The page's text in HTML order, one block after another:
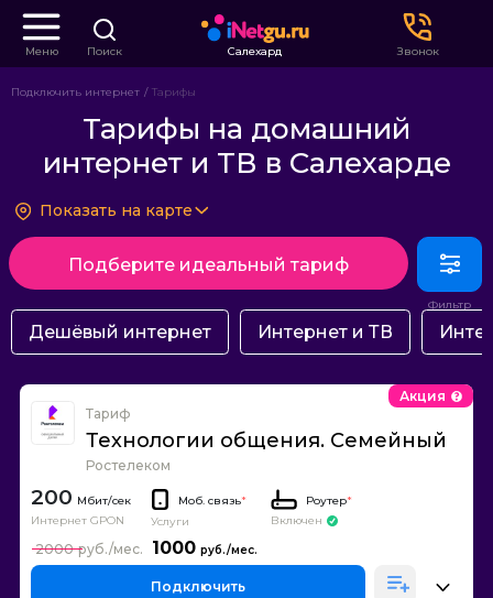
Меню Поиск Салехард Звонок
Подключить интернет Тарифы
Тарифы на домашний
интернет и ТВ в Салехарде
Показать на карте
Подберите идеальный тариф
Дешёвый интернет Интернет и ТВ
Тариф
Технологии общения. Семейный
Ростелеком
Акция
200
Интернет GPON
Моб. связь*
Услуги
Роутер*
Включен
1000
2000
Подключить